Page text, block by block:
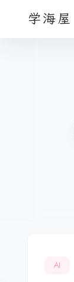
学海屋
AI